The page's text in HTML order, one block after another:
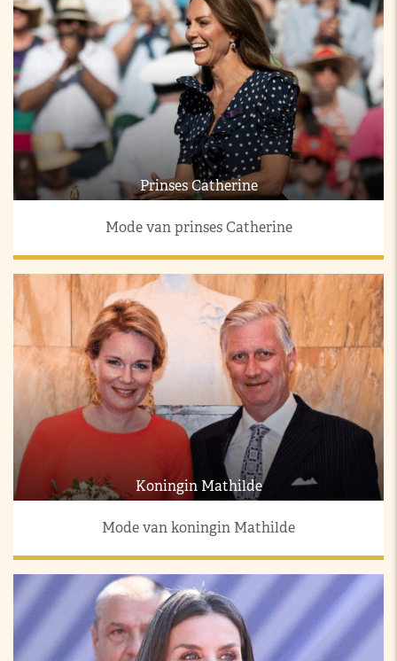
Prinses Catherine
Mode van prinses Catherine
Koningin Mathilde
Mode van koningin Mathilde